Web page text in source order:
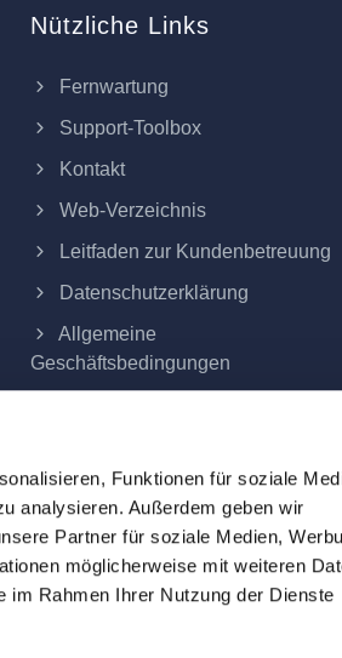
Funktionen für soziale
analysieren. Außerdem geben wir
Partner für soziale Medien,
möglicherweise mit weiteren
im Rahmen Ihrer Nutzung der Dienste
Nützliche Links
Fernwartung
Support-Toolbox
Kontakt
Web-Verzeichnis
Leitfaden zur Kundenbetreuung
Datenschutzerklärung
Allgemeine
Geschäftsbedingungen
sich zuzüglich der am Tag